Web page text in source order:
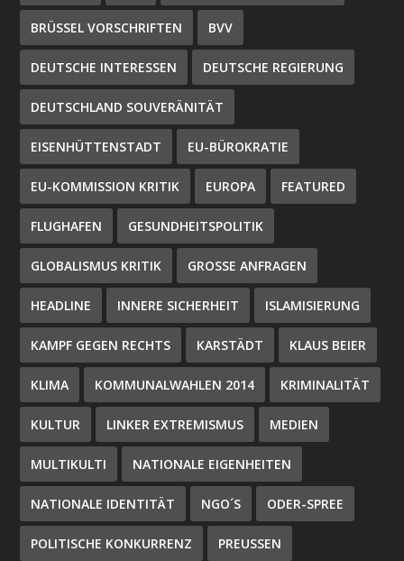
BRÜSSEL VORSCHRIFTEN BVV
DEUTSCHE INTERESSEN DEUTSCHE REGIERUNG
DEUTSCHLAND SOUVERÄNITÄT
EISENHÜTTENSTADT EU-BÜROKRATIE
EU-KOMMISSION KRITIK EUROPA FEATURED
FLUGHAFEN GESUNDHEITSPOLITIK
GLOBALISMUS KRITIK GROSSE ANFRAGEN
HEADLINE INNERE SICHERHEIT ISLAMISIERUNG
KAMPF GEGEN RECHTS KARSTÄDT KLAUS BEIER
KLIMA KOMMUNALWAHLEN 2014 KRIMINALITÄT
KULTUR LINKER EXTREMISMUS MEDIEN
MULTIKULTI NATIONALE EIGENHEITEN
NATIONALE IDENTITÄT NGO´S ODER-SPREE
POLITISCHE KONKURRENZ PREUSSEN